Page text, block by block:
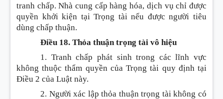
tranh chấp. Nhà cung cấp hàng hóa, dịch vụ chỉ được
quyền khởi kiện tại Trọng tài nếu được người tiêu
dùng chấp thuận.
Điều 18. Thỏa thuận trọng tài vô hiệu
1. Tranh chấp phát sinh trong các lĩnh vực
không thuộc thẩm quyền của Trọng tài quy định tại
Điều 2 của Luật này.
2. Người xác lập thỏa thuận trọng tài không có